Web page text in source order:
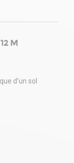
M
d'un sol